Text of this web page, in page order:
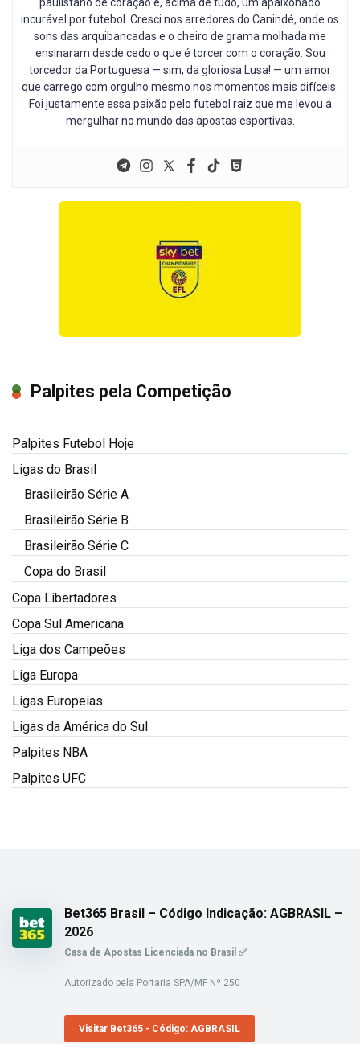
incurável por futebol. Cresci nos arredores do Canindé, onde os
sons das arquibancadas e o cheiro de grama molhada me
ensinaram desde cedo o que é torcer com o coração. Sou
torcedor da Portuguesa — sim, da gloriosa Lusa! — um amor
que carrego com orgulho mesmo nos momentos mais difíceis.
Foi justamente essa paixão pelo futebol raiz que me levou a
mergulhar no mundo das apostas esportivas.
Palpites pela Competição
Palpites Futebol Hoje
Ligas do Brasil
Brasileirão Série A
Brasileirão Série B
Brasileirão Série C
Copa do Brasil
Copa Libertadores
Copa Sul Americana
Liga dos Campeões
Liga Europa
Ligas Europeias
Ligas da América do Sul
Palpites NBA
Palpites UFC
Bet365 Brasil – Código Indicação: AGBRASIL –
2026
Casa de Apostas Licenciada no Brasil ✅
Autorizado pela Portaria SPA/MF Nº 250
Visitar Bet365 - Código: AGBRASIL